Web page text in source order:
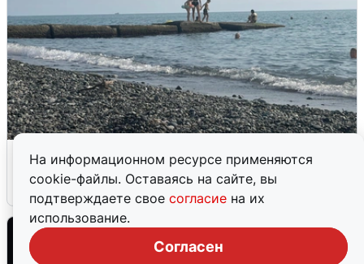
На информационном ресурсе применяются
cookie-файлы. Оставаясь на сайте, вы
подтверждаете свое согласие на их
использование.
Согласен
Сирены в Сочи: новая угроза БПЛА
6 августа 0